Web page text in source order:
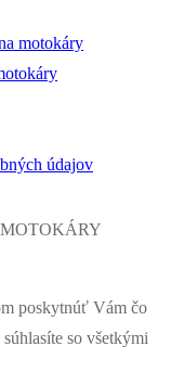
motokáry
údajov
MOTOKÁRY
poskytnúť Vám čo
so všetkými